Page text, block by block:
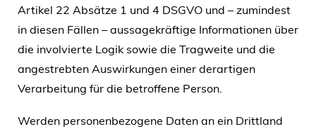
Artikel 22 Absätze 1 und 4 DSGVO und – zumindest
in diesen Fällen – aussagekräftige Informationen über
die involvierte Logik sowie die Tragweite und die
angestrebten Auswirkungen einer derartigen
Verarbeitung für die betroffene Person.
Werden personenbezogene Daten an ein Drittland